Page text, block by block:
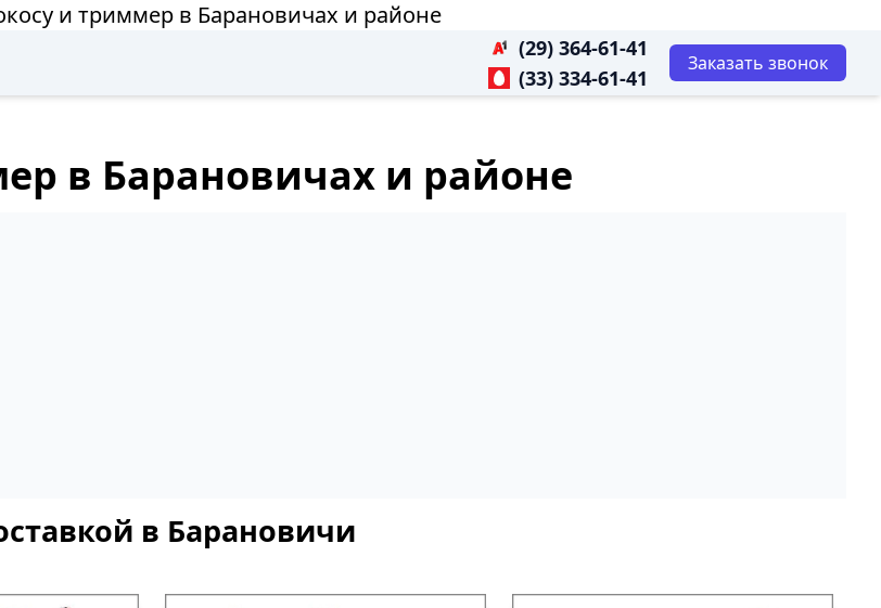
и триммер в Барановичах и районе
(29) 364-61-41
(33) 334-61-41
Заказать звонок
в Барановичах и районе
в Барановичи